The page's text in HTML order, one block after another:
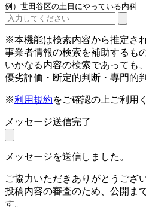
例）世田谷区の土日にやっている内科
※本機能は検索内容から推定さ
事業者情報の検索を補助するも
いかなる内容の検索であっても
優劣評価・断定的判断・専門的
※利用規約をご確認の上ご利用
メッセージ送信完了
メッセージを送信しました。
ご協力いただきありがとうござ
投稿内容の審査のため、公開ま
す。